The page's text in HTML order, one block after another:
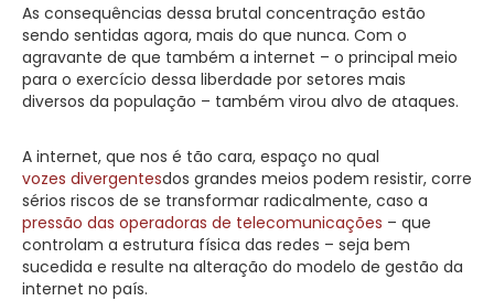
As consequências dessa brutal concentração estão
sendo sentidas agora, mais do que nunca. Com o
agravante de que também a internet – o principal meio
para o exercício dessa liberdade por setores mais
diversos da população – também virou alvo de ataques.
A internet, que nos é tão cara, espaço no qual
vozes divergentesdos grandes meios podem resistir, corre
sérios riscos de se transformar radicalmente, caso a
pressão das operadoras de telecomunicações – que
controlam a estrutura física das redes – seja bem
sucedida e resulte na alteração do modelo de gestão da
internet no país.